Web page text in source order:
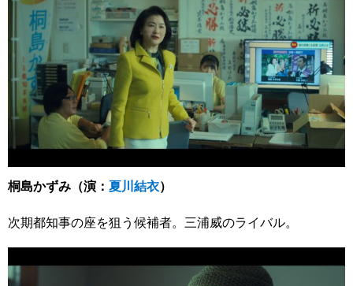
桐島かずみ（演： 夏川結衣）
次期都知事の座を狙う候補者。三浦威のライバル。